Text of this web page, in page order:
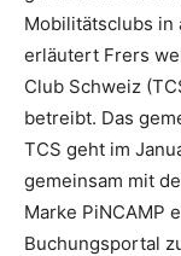
Mobilitätsclubs in
erläutert Frers
Club Schweiz
betreibt. Das
TCS geht im
gemeinsam mit
Marke PiNCAMP
Buchungsportal